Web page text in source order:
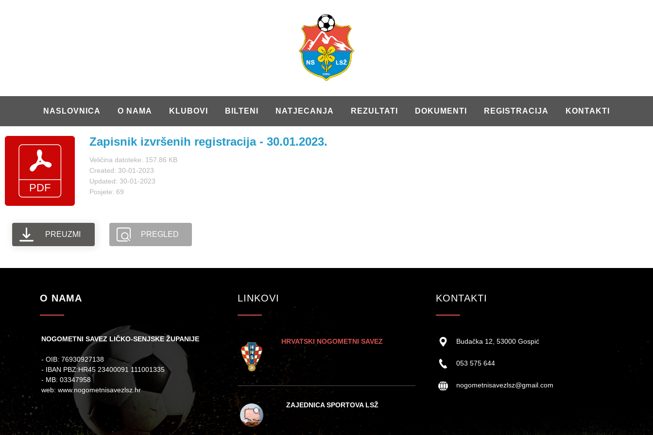
NASLOVNICA O NAMA KLUBOVI BILTENI NATJECANJA REZULTATI DOKUMENTI REGISTRACIJA KONTAKTI
Zapisnik izvršenih registracija - 30.01.2023.
Veličina datoteke: 157.86 KB
Created: 30-01-2023
Updated: 30-01-2023
Posjete: 69
PREUZMI PREGLED
O NAMA
NOGOMETNI SAVEZ LIČKO-SENJSKE ŽUPANIJE
- OIB: 76930927138
- IBAN PBZ:HR45 23400091 111001335
- MB: 03347958
web: www.nogometnisavezlsz.hr
LINKOVI
HRVATSKI NOGOMETNI SAVEZ
ZAJEDNICA SPORTOVA LSŽ
KONTAKTI
Budačka 12, 53000 Gospić
053 575 644
nogometnisavezlsz@gmail.com